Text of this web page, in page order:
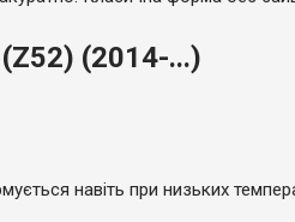
(2014-...)
навіть при низьких